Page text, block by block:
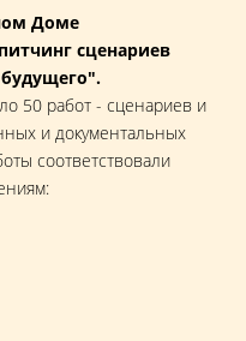
Доме
сценариев
50 работ - сценариев и
и документальных
соответствовали